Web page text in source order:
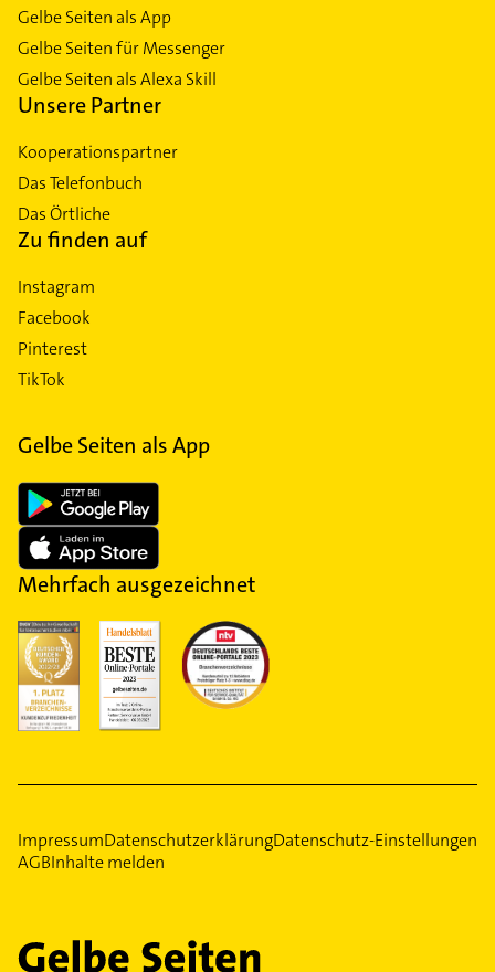
Gelbe Seiten als App
Gelbe Seiten für Messenger
Gelbe Seiten als Alexa Skill
Unsere Partner
Kooperationspartner
Das Telefonbuch
Das Örtliche
Zu finden auf
Instagram
Facebook
Pinterest
TikTok
Gelbe Seiten als App
Mehrfach ausgezeichnet
ImpressumDatenschutzerklärungDatenschutz-Einstellungen
AGBInhalte melden